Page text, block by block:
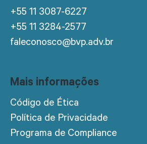
+55 11 3087-6227
+55 11 3284-2577
faleconosco@bvp.adv.br
Mais informações
Código de Ética
Política de Privacidade
Programa de Compliance